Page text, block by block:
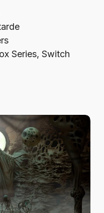
Series, Switch